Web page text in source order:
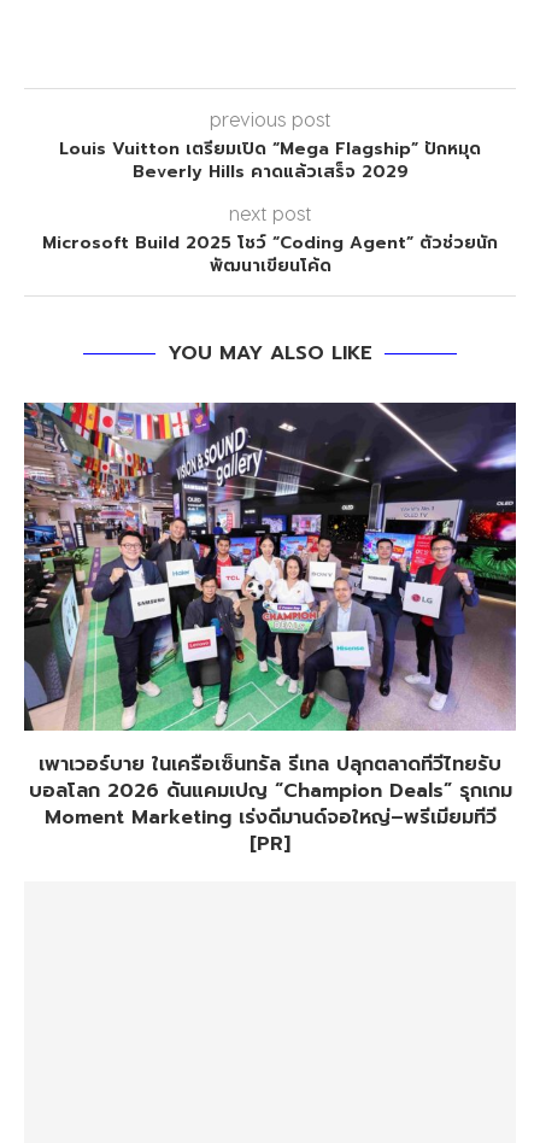
previous post
Louis Vuitton เตรียมเปิด “Mega Flagship” ปักหมุด
Beverly Hills คาดแล้วเสร็จ 2029
next post
Microsoft Build 2025 โชว์ “Coding Agent” ตัวช่วยนัก
พัฒนาเขียนโค้ด
YOU MAY ALSO LIKE
เพาเวอร์บาย ในเครือเซ็นทรัล รีเทล ปลุกตลาดทีวีไทยรับ
บอลโลก 2026 ดันแคมเปญ “Champion Deals” รุกเกม
Moment Marketing เร่งดีมานด์จอใหญ่–พรีเมียมทีวี
[PR]